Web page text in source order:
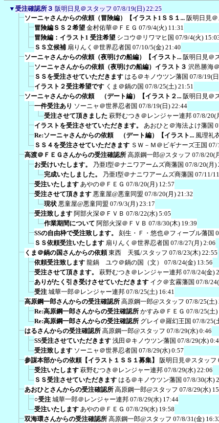
▼ 受注確認所３ 阪明日見＠スタッフ 07/8/19(日) 22:25
ソーニャさんからの依頼（冒険編）【イラスト1ＳＳ１... 阪明日見
冒険編ＳＳ２希望 金村佑華＠ＦＥＧ 07/9/4(火) 11:31
冒険編：イラスト1 受注希望 シコウ＠リワマヒ国 07/9/4(火)
ＳＳ立候補 扇りんく＠世界忍者国 07/10/5(金) 21:40
ソーニャさんからの依頼（夜明けの船編）【イラスト... 阪明日見＠
ソーニャさんからの依頼（夜明けの船編）イラスト３ 沢邑勝海
ＳＳを受注させていただきます はる＠キノウツン藩国 07/8/19(
イラスト２受注希望です くま＠鍋の国 07/8/25(土) 21:51
ソーニャさんからの依頼 （デート編）【イラスト２... 阪明日見＠
一件受注あり ソーニャ＠世界忍者国 07/8/19(日) 22:44
受注させて頂きました 萩野むつき＠レンジャー連邦 07/8/20(
イラストを受注させていただきます。
あおひと＠海法よけ藩国
Re:ソーニャさんからの依頼 （デート編）【イラスト... 風理礼
ＳＳ４を受注させていただきます ＳＷ－Ｍ＠ビギナーズ王国 07/
高渡＠ＦＥＧさんからの受注確認所 高原鋼一郎@スタッフ 07/8/20(
お受けいたします。
乃亜I型＠ナニワアームズ商藩国 07/8/20(月)
完成いたしました。
乃亜I型＠ナニワアームズ商藩国 07/11/
受注いたします あやの＠ＦＥＧ 07/8/20(月) 12:57
受注させて頂きます 悪童屋@悪童同盟 07/8/20(月) 21:32
現状 悪童屋@悪童同盟 07/9/3(月) 23:17
受注致します 阿部火深＠ＦＶＢ 07/8/22(水) 5:05
作業期間について 阿部火深＠ＦＶＢ 07/8/30(木) 19:39
SSの自由枠で受注致します。
刻生・Ｆ・悠也＠フィーブル藩国
ＳＳ依頼受注いたします 扇りんく＠世界忍者国 07/8/27(月) 2:06
くま＠鍋の国さんからの依頼 東西 天狐/スタッフ 07/8/23(木) 22:55
依頼受注致します 龍鍋 ユウ＠鍋の国（文）
07/8/24(金) 13:56
受注させて頂きます。
萩野むつき＠レンジャー連邦 07/8/24(金)
ありがたく引き受けさせていただきます イク＠玄霧藩国 07/8/
受注 城華一郎＠レンジャー連邦 07/8/25(土) 16:41
高原鋼一郎さんからの受注確認所 高原鋼一郎@スタッフ 07/8/25(土)
Re:高原鋼一郎さんからの受注確認所 かすみ＠ＦＥＧ 07/8/25(土)
Re:高原鋼一郎さんからの受注確認所 グレイ＠羅幻王国 07/8/25(
はるさんからの受注確認所 高原鋼一郎@スタッフ 07/8/29(水) 0:46
SS受注させていただきます 浅田＠キノウツン藩国 07/8/29(水)
受注致します ソーニャ＠世界忍者国 07/8/29(水) 0:57
参謀本部からの依頼【イラスト１ＳＳ１募集】
阪明日見＠スタッフ
受注いたします 萩野むつき＠レンジャー連邦 07/8/29(水) 22:06
ＳＳ受注させていただきます はる＠キノウツン藩国 07/8/30(木)
あおひとさんからの受注確認所 高原鋼一郎@スタッフ 07/8/29(水)
○受注 城華一郎＠レンジャー連邦 07/8/29(水) 17:44
受注いたします あやの＠ＦＥＧ 07/8/29(水) 19:58
双海環さんからの受注確認所 高原鋼一郎@スタッフ 07/8/31(金)